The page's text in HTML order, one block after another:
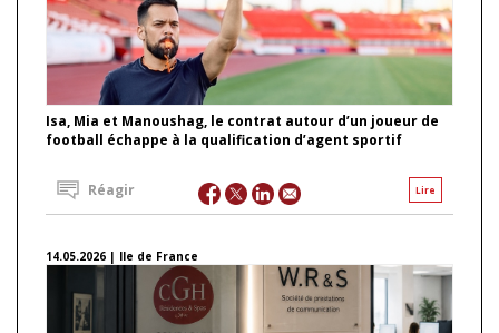
Isa, Mia et Manoushag, le contrat autour d’un joueur de
football échappe à la qualification d’agent sportif
Lire
Réagir
14.05.2026 | Ile de France